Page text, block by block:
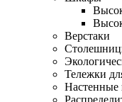
Верстаки
Тележки